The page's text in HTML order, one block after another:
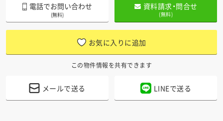
電話でお問い合わせ
(無料)
資料請求・問合せ
(無料)
お気に入りに追加
この物件情報を共有できます
メールで送る LINEで送る